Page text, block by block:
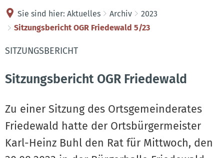
Sie sind hier: Aktuelles Archiv
2023
Sitzungsbericht OGR Friedewald 5/23
SITZUNGSBERICHT
Sitzungsbericht OGR Friedewald
Zu einer Sitzung des Ortsgemeinderates
Friedewald hatte der Ortsbürgermeister
Karl-Heinz Buhl den Rat für Mittwoch, den